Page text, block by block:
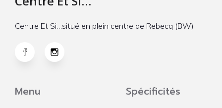
Centre Et Si…situé en plein centre de Rebecq (BW)
Menu Spécificités